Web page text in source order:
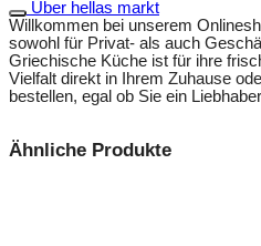
Über hellas markt
Willkommen bei unserem
sowohl für Privat- als auch
Griechische Küche ist für ihre
Vielfalt direkt in Ihrem Zuhause
bestellen, egal ob Sie ein
Ähnliche Produkte